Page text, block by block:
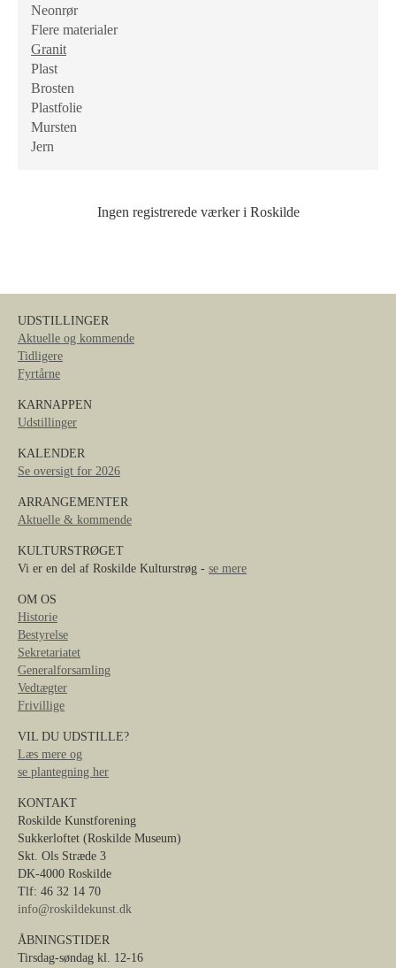
Neonrør
Flere materialer
Granit
Plast
Brosten
Plastfolie
Mursten
Jern
Ingen registrerede værker i Roskilde
UDSTILLINGER
Aktuelle og kommende
Tidligere
Fyrtårne
KARNAPPEN
Udstillinger
KALENDER
Se oversigt for 2026
ARRANGEMENTER
Aktuelle & kommende
KULTURSTRØGET
Vi er en del af Roskilde Kulturstrøg - se mere
OM OS
Historie
Bestyrelse
Sekretariatet
Generalforsamling
Vedtægter
Frivillige
VIL DU UDSTILLE?
Læs mere og
se plantegning her
KONTAKT
Roskilde Kunstforening
Sukkerloftet (Roskilde Museum)
Skt. Ols Stræde 3
DK-4000 Roskilde
Tlf: 46 32 14 70
info@roskildekunst.dk
ÅBNINGSTIDER
Tirsdag-søndag kl. 12-16